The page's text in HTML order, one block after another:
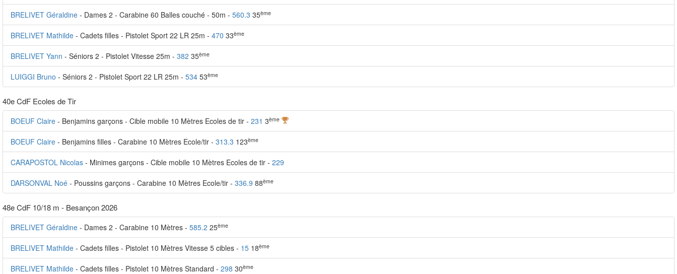
BRELIVET Géraldine - Dames 2 - Carabine 60 Balles couché - 50m - 560.3 35ème
BRELIVET Mathilde - Cadets filles - Pistolet Sport 22 LR 25m - 470 33ème
BRELIVET Yann - Séniors 2 - Pistolet Vitesse 25m - 382 35ème
LUIGGI Bruno - Séniors 2 - Pistolet Sport 22 LR 25m - 534 53ème
40e CdF Ecoles de Tir
BOEUF Claire - Benjamins garçons - Cible mobile 10 Mètres Ecoles de tir - 231 3ème
BOEUF Claire - Benjamins filles - Carabine 10 Mètres Ecole/tir - 313.3 123ème
CARAPOSTOL Nicolas - Minimes garçons - Cible mobile 10 Mètres Ecoles de tir - 229
DARSONVAL Noé - Poussins garçons - Carabine 10 Mètres Ecole/tir - 336.9 88ème
48e CdF 10/18 m - Besançon 2026
BRELIVET Géraldine - Dames 2 - Carabine 10 Mètres - 585.2 25ème
BRELIVET Mathilde - Cadets filles - Pistolet 10 Mètres Vitesse 5 cibles - 15 18ème
BRELIVET Mathilde - Cadets filles - Pistolet 10 Mètres Standard - 298 30ème